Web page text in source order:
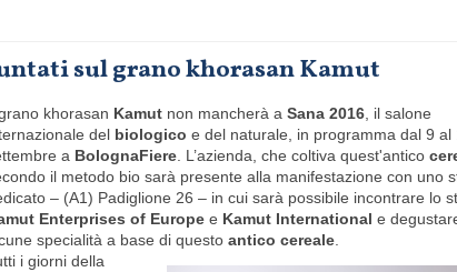
sul grano khorasan Kamut
khorasan Kamut non mancherà a Sana 2016, il salone
del biologico e del naturale, in programma dal 9 al
a BolognaFiere. L’azienda, che coltiva quest'antico
il metodo bio sarà presente alla manifestazione con uno
– (A1) Padiglione 26 – in cui sarà possibile incontrare lo
Enterprises of Europe e Kamut International e
specialità a base di questo antico cereale.
i giorni della